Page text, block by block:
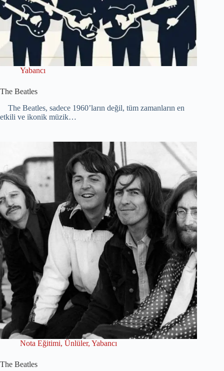
Yabancı
The Beatles
The Beatles, sadece 1960’ların değil, tüm zamanların en
etkili ve ikonik müzik…
Nota Eğitimi, Ünlüler, Yabancı
The Beatles